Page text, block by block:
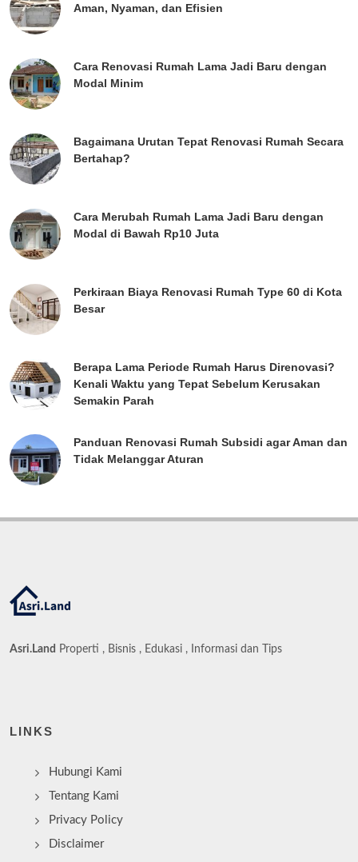
Aman, Nyaman, dan Efisien
Cara Renovasi Rumah Lama Jadi Baru dengan
Modal Minim
Bagaimana Urutan Tepat Renovasi Rumah Secara
Bertahap?
Cara Merubah Rumah Lama Jadi Baru dengan
Modal di Bawah Rp10 Juta
Perkiraan Biaya Renovasi Rumah Type 60 di Kota
Besar
Berapa Lama Periode Rumah Harus Direnovasi?
Kenali Waktu yang Tepat Sebelum Kerusakan
Semakin Parah
Panduan Renovasi Rumah Subsidi agar Aman dan
Tidak Melanggar Aturan
Asri.Land Properti , Bisnis , Edukasi , Informasi dan Tips
LINKS
Hubungi Kami
Tentang Kami
Privacy Policy
Disclaimer